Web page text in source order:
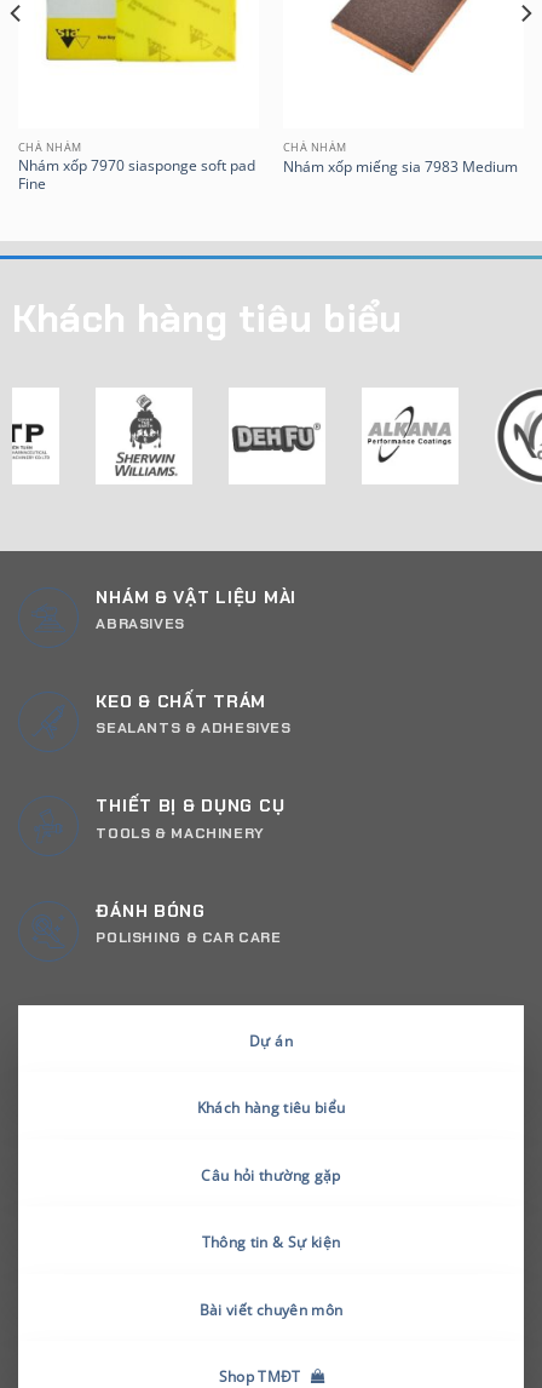
CHÀ NHÁM
Nhám xốp 7970 siasponge soft pad
Fine
CHÀ NHÁM
Nhám xốp miếng sia 7983 Medium
Khách hàng tiêu biểu
NHÁM & VẬT LIỆU MÀI
ABRASIVES
KEO & CHẤT TRÁM
SEALANTS & ADHESIVES
THIẾT BỊ & DỤNG CỤ
TOOLS & MACHINERY
ĐÁNH BÓNG
POLISHING & CAR CARE
Dự án
Khách hàng tiêu biểu
Câu hỏi thường gặp
Thông tin & Sự kiện
Bài viết chuyên môn
Shop TMĐT